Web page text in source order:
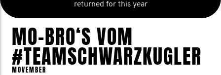
returned for this year
MO-BRO‘S VOM
#TEAMSCHWARZKUGLER
MOVEMBER